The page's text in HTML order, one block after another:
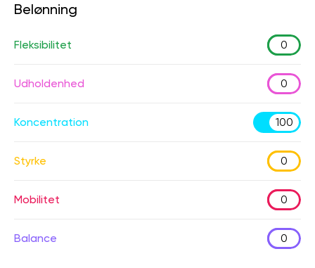
Belønning
Fleksibilitet 0
Udholdenhed 0
Koncentration 100
Styrke 0
Mobilitet 0
Balance 0